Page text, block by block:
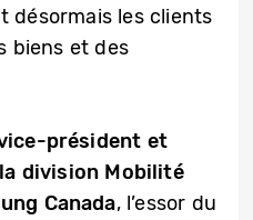
désormais les clients
biens et des
président et
division Mobilité
Canada, l’essor du